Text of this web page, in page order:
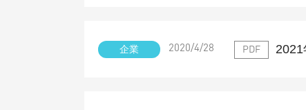
企業 2020/4/28 PDF